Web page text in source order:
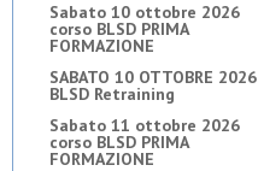
Sabato 10 ottobre 2026
corso BLSD PRIMA
FORMAZIONE
SABATO 10 OTTOBRE 2026
BLSD Retraining
Sabato 11 ottobre 2026
corso BLSD PRIMA
FORMAZIONE